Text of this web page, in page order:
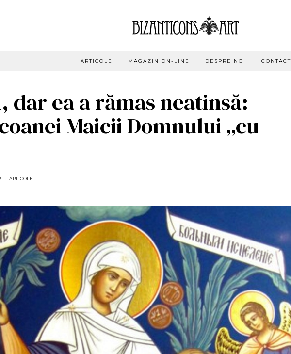
ARTICOLE MAGAZIN ON-LINE DESPRE NOI CONTACT
dar ea a rămas neatinsă:
Maicii Domnului „cu
ARTICOLE